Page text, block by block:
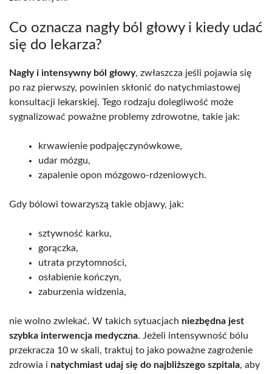
Co oznacza nagły ból głowy i kiedy udać
się do lekarza?
Nagły i intensywny ból głowy, zwłaszcza jeśli pojawia się
po raz pierwszy, powinien skłonić do natychmiastowej
konsultacji lekarskiej. Tego rodzaju dolegliwość może
sygnalizować poważne problemy zdrowotne, takie jak:
krwawienie podpajęczynówkowe,
udar mózgu,
zapalenie opon mózgowo-rdzeniowych.
Gdy bólowi towarzyszą takie objawy, jak:
sztywność karku,
gorączka,
utrata przytomności,
osłabienie kończyn,
zaburzenia widzenia,
nie wolno zwlekać. W takich sytuacjach niezbędna jest
szybka interwencja medyczna. Jeżeli intensywność bólu
przekracza 10 w skali, traktuj to jako poważne zagrożenie
zdrowia i natychmiast udaj się do najbliższego szpitala, aby